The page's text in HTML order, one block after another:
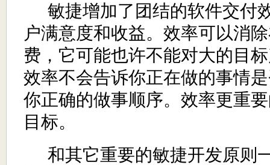
敏捷增加了团结的软件交付
户满意度和收益。效率可以消
费，它可能也许不能对大的目
效率不会告诉你正在做的事情
你正确的做事顺序。效率更重
目标。
和其它重要的敏捷开发原则